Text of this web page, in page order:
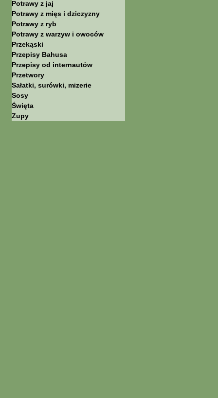
Potrawy z jaj
Potrawy z mięs i dziczyzny
Potrawy z ryb
Potrawy z warzyw i owoców
Przekąski
Przepisy Bahusa
Przepisy od internautów
Przetwory
Sałatki, surówki, mizerie
Sosy
Święta
Zupy